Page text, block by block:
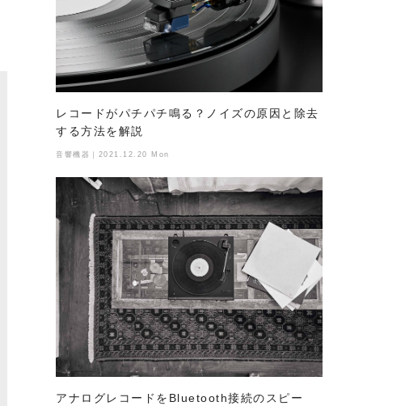
レコードがパチパチ鳴る？ノイズの原因と除去
する方法を解説
音響機器｜2021.12.20 Mon
アナログレコードをBluetooth接続のスピー